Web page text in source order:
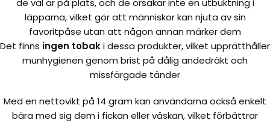
de väl är på plats, och de orsakar inte en utbuktning i
läpparna, vilket gör att människor kan njuta av sin
favoritpåse utan att någon annan märker dem
Det finns ingen tobaki dessa produkter, vilket upprätthåller
munhygienen genom brist på dålig andedräkt och
missfärgade tänder
Med en nettovikt på 14 gram kan användarna också enkelt
bära med sig dem i fickan eller väskan, vilket förbättrar